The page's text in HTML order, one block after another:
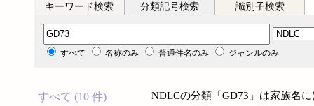
キーワード検索 分類記号検索 識別子検索
分類記号検索
すべて 名称のみ 普通件名のみ ジャンルのみ
すべて (10 件)
NDLCの分類「GD73」は家族名